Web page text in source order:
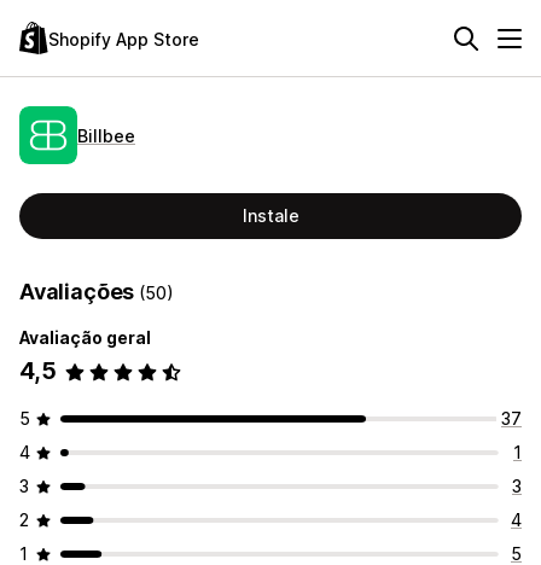
Shopify App Store
Billbee
Instale
Avaliações (50)
Avaliação geral
4,5
5
37
4
1
3
3
2
4
1
5